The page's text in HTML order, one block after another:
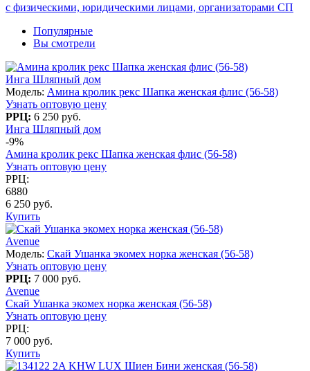
с физическими, юридическими лицами, организаторами СП
Популярные
Вы смотрели
Инга Шляпный дом
Модель: Амина кролик рекс Шапка женская флис (56-58)
Узнать оптовую цену
РРЦ: 6 250 руб.
Инга Шляпный дом
-9%
Амина кролик рекс Шапка женская флис (56-58)
Узнать оптовую цену
РРЦ:
6880
6 250 руб.
Купить
Avenue
Модель: Скай Ушанка экомех норка женская (56-58)
Узнать оптовую цену
РРЦ: 7 000 руб.
Avenue
Скай Ушанка экомех норка женская (56-58)
Узнать оптовую цену
РРЦ:
7 000 руб.
Купить